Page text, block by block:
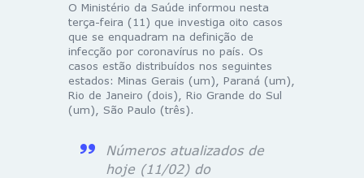
O Ministério da Saúde informou nesta
terça-feira (11) que investiga oito casos
que se enquadram na definição de
infecção por coronavírus no país. Os
casos estão distribuídos nos seguintes
estados: Minas Gerais (um), Paraná (um),
Rio de Janeiro (dois), Rio Grande do Sul
(um), São Paulo (três).
Números atualizados de
hoje (11/02) do